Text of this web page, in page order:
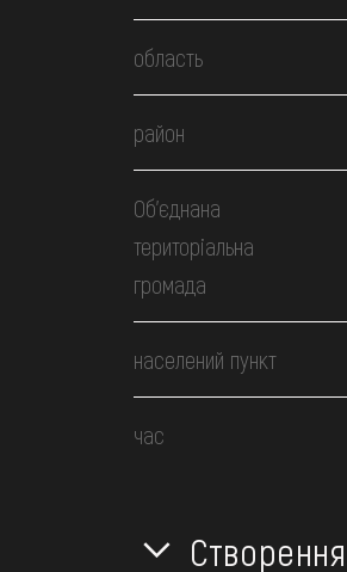
область
район
Об’єднана
територіальна
громада
населений пункт
час
Створення